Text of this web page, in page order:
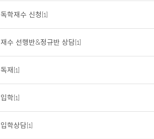
독학재수 신청[1]
재수 선행반&정규반 상담[1]
독재[1]
입학[1]
입학상담[1]